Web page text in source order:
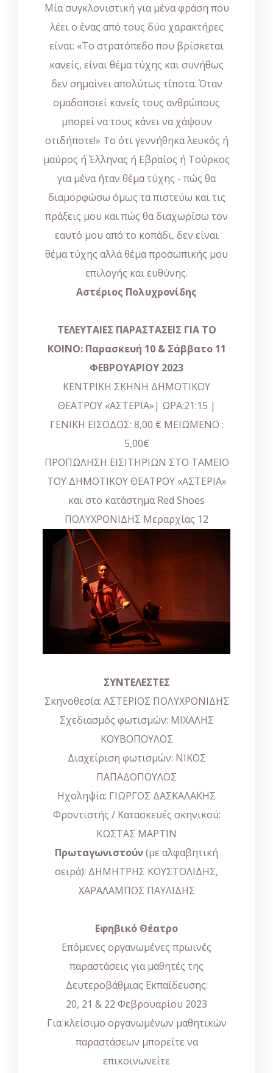
Μία συγκλονιστική για μένα φράση που
λέει ο ένας από τους δύο χαρακτήρες
είναι: «Το στρατόπεδο που βρίσκεται
κανείς, είναι θέμα τύχης και συνήθως
δεν σημαίνει απολύτως τίποτα. Όταν
ομαδοποιεί κανείς τους ανθρώπους
μπορεί να τους κάνει να χάψουν
οτιδήποτε!» Το ότι γεννήθηκα λευκός ή
μαύρος ή Έλληνας ή Εβραίος ή Τούρκος
για μένα ήταν θέμα τύχης - πώς θα
διαμορφώσω όμως τα πιστεύω και τις
πράξεις μου και πώς θα διαχωρίσω τον
εαυτό μου από το κοπάδι, δεν είναι
θέμα τύχης αλλά θέμα προσωπικής μου
επιλογής και ευθύνης.
Αστέριος Πολυχρονίδης
ΤΕΛΕΥΤΑΙΕΣ ΠΑΡΑΣΤΑΣΕΙΣ ΓΙΑ ΤΟ
ΚΟΙΝΟ: Παρασκευή 10 & Σάββατο 11
ΦΕΒΡΟΥΑΡΙΟΥ 2023
ΚΕΝΤΡΙΚΗ ΣΚΗΝΗ ΔΗΜΟΤΙΚΟΥ
ΘΕΑΤΡΟΥ «ΑΣΤΕΡΙΑ»| ΩΡΑ:21:15 |
ΓΕΝΙΚΗ ΕΙΣΟΔΟΣ: 8,00 € ΜΕΙΩΜΕΝΟ :
5,00€
ΠΡΟΠΩΛΗΣΗ ΕΙΣΙΤΗΡΙΩΝ ΣΤΟ ΤΑΜΕΙΟ
ΤΟΥ ΔΗΜΟΤΙΚΟΥ ΘΕΑΤΡΟΥ «ΑΣΤΕΡΙΑ»
και στο κατάστημα Red Shoes
ΠΟΛΥΧΡΟΝΙΔΗΣ Μεραρχίας 12
ΣΥΝΤΕΛΕΣΤΕΣ
Σκηνοθεσία: ΑΣΤΕΡΙΟΣ ΠΟΛΥΧΡΟΝΙΔΗΣ
Σχεδιασμός φωτισμών: ΜΙΧΑΛΗΣ
ΚΟΥΒΟΠΟΥΛΟΣ
Διαχείριση φωτισμών: ΝΙΚΟΣ
ΠΑΠΑΔΟΠΟΥΛΟΣ
Ηχοληψία: ΓΙΩΡΓΟΣ ΔΑΣΚΑΛΑΚΗΣ
Φροντιστής / Κατασκευές σκηνικού:
ΚΩΣΤΑΣ ΜΑΡΤΙΝ
Πρωταγωνιστούν(με αλφαβητική
σειρά): ΔΗΜΗΤΡΗΣ ΚΟΥΣΤΟΛΙΔΗΣ,
ΧΑΡΑΛΑΜΠΟΣ ΠΑΥΛΙΔΗΣ
Εφηβικό Θέατρο
Επόμενες οργανωμένες πρωινές
παραστάσεις για μαθητές της
Δευτεροβάθμιας Εκπαίδευσης:
20, 21 & 22 Φεβρουαρίου 2023
Για κλείσιμο οργανωμένων μαθητικών
παραστάσεων μπορείτε να
επικοινωνείτε